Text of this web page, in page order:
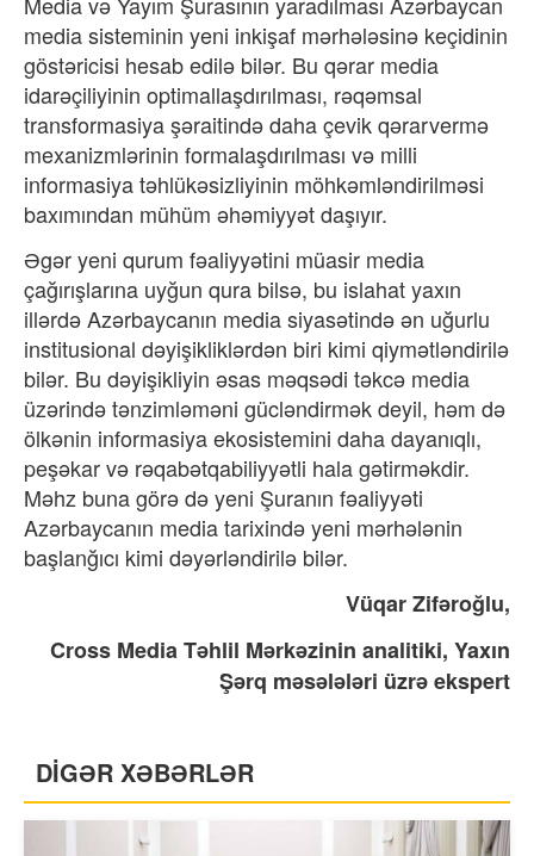
media sisteminin yeni inkişaf mərhələsinə keçidinin
göstəricisi hesab edilə bilər. Bu qərar media
idarəçiliyinin optimallaşdırılması, rəqəmsal
transformasiya şəraitində daha çevik qərarvermə
mexanizmlərinin formalaşdırılması və milli
informasiya təhlükəsizliyinin möhkəmləndirilməsi
baxımından mühüm əhəmiyyət daşıyır.
Əgər yeni qurum fəaliyyətini müasir media
çağırışlarına uyğun qura bilsə, bu islahat yaxın
illərdə Azərbaycanın media siyasətində ən uğurlu
institusional dəyişikliklərdən biri kimi qiymətləndirilə
bilər. Bu dəyişikliyin əsas məqsədi təkcə media
üzərində tənzimləməni gücləndirmək deyil, həm də
ölkənin informasiya ekosistemini daha dayanıqlı,
peşəkar və rəqabətqabiliyyətli hala gətirməkdir.
Məhz buna görə də yeni Şuranın fəaliyyəti
Azərbaycanın media tarixində yeni mərhələnin
başlanğıcı kimi dəyərləndirilə bilər.
Vüqar Zifəroğlu,
Cross Media Təhlil Mərkəzinin analitiki, Yaxın
Şərq məsələləri üzrə ekspert
DİGƏR XƏBƏRLƏR